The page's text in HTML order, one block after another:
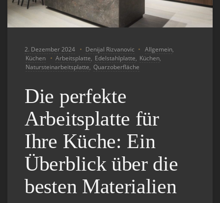
2. Dezember 2024 Denijal Rizvanovic Allgemein,
Küchen
Arbeitsplatte, Edelstahlplatte, Küchen,
Natursteinarbeitsplatte, Quarzoberfläche
Die perfekte
Arbeitsplatte für
Ihre Küche: Ein
Überblick über die
besten Materialien